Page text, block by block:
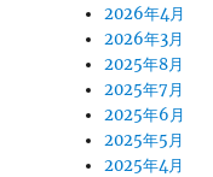
2026年4月
2026年3月
2025年8月
2025年7月
2025年6月
2025年5月
2025年4月